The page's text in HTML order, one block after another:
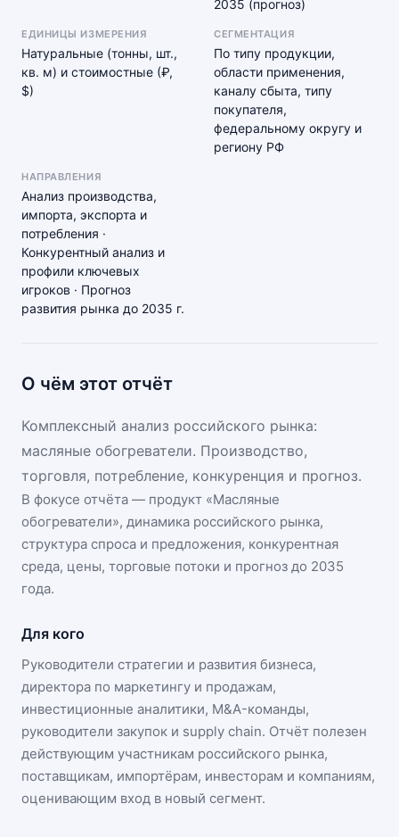
2035 (прогноз)
ЕДИНИЦЫ ИЗМЕРЕНИЯ
Натуральные (тонны, шт.,
кв. м) и стоимостные (₽,
$)
СЕГМЕНТАЦИЯ
По типу продукции,
области применения,
каналу сбыта, типу
покупателя,
федеральному округу и
региону РФ
НАПРАВЛЕНИЯ
Анализ производства,
импорта, экспорта и
потребления ·
Конкурентный анализ и
профили ключевых
игроков · Прогноз
развития рынка до 2035 г.
О чём этот отчёт
Комплексный анализ российского рынка:
масляные обогреватели. Производство,
торговля, потребление, конкуренция и прогноз.
В фокусе отчёта — продукт «Масляные
обогреватели», динамика российского рынка,
структура спроса и предложения, конкурентная
среда, цены, торговые потоки и прогноз до 2035
года.
Для кого
Руководители стратегии и развития бизнеса,
директора по маркетингу и продажам,
инвестиционные аналитики, M&A-команды,
руководители закупок и supply chain. Отчёт полезен
действующим участникам российского рынка,
поставщикам, импортёрам, инвесторам и компаниям,
оценивающим вход в новый сегмент.